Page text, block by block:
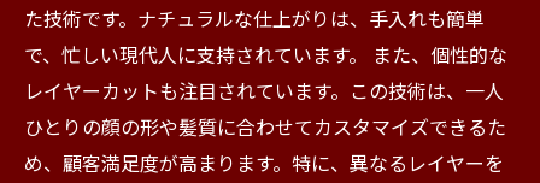
た技術です。ナチュラルな仕上がりは、手入れも簡単
で、忙しい現代人に支持されています。 また、個性的な
レイヤーカットも注目されています。この技術は、一人
ひとりの顔の形や髪質に合わせてカスタマイズできるた
め、顧客満足度が高まります。特に、異なるレイヤーを